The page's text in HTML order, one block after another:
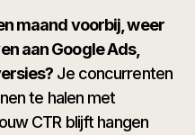
maand voorbij, weer
aan Google Ads,
Je concurrenten
te halen met
CTR blijft hangen